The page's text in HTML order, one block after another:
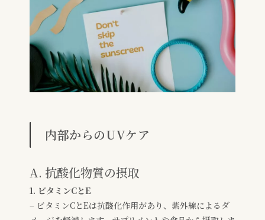
内部からのUVケア
A. 抗酸化物質の摂取
1. ビタミンCとE
– ビタミンCとEは抗酸化作用があり、紫外線によるダ